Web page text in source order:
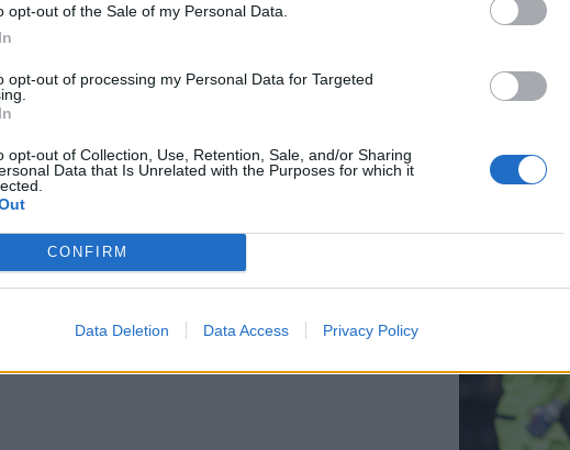
opt-out of the Sale of my Personal Data.
opt-out of processing my Personal Data for Targeted
opt-out of Collection, Use, Retention, Sale, and/or Sharing
Data that Is Unrelated with the Purposes for which it
CONFIRM
Data Deletion Data Access Privacy Policy
Marcos
bij Ajax:
Van